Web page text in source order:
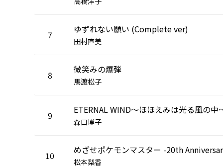
7 ゆずれない願い (Complete ver)
田村直美
8 微笑みの爆弾
馬渡松子
9 ETERNAL WIND～ほほえみは光る風の中
森口博子
10 めざせポケモンマスター -20th
松本梨香